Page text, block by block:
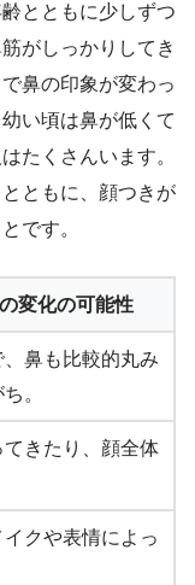
とともに少しずつ
がしっかりしてき
鼻の印象が変わっ
い頃は鼻が低くて
たくさんいます。
ともに、顔つきが
です。
変化の可能性
鼻も比較的丸み
。
きたり、顔全体
クや表情によっ